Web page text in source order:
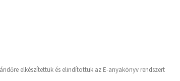
elkészítettük és elindítottuk az E-anyakönyv rendszert